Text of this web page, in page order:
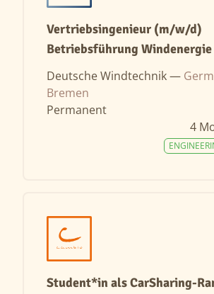
Vertriebsingenieur (m/w/d)
Betriebsführung Windenergie
Deutsche Windtechnik —
Bremen
Permanent
4
Student*in als CarSharing-